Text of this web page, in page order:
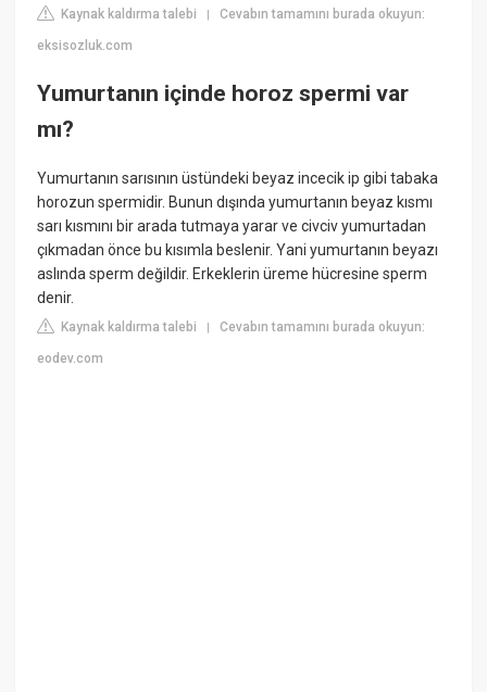
Kaynak kaldırma talebi |Cevabın tamamını burada okuyun:
eksisozluk.com
Yumurtanın içinde horoz spermi var
mı?
Yumurtanın sarısının üstündeki beyaz incecik ip gibi tabaka
horozun spermidir. Bunun dışında yumurtanın beyaz kısmı
sarı kısmını bir arada tutmaya yarar ve civciv yumurtadan
çıkmadan önce bu kısımla beslenir. Yani yumurtanın beyazı
aslında sperm değildir. Erkeklerin üreme hücresine sperm
denir.
Kaynak kaldırma talebi |Cevabın tamamını burada okuyun:
eodev.com